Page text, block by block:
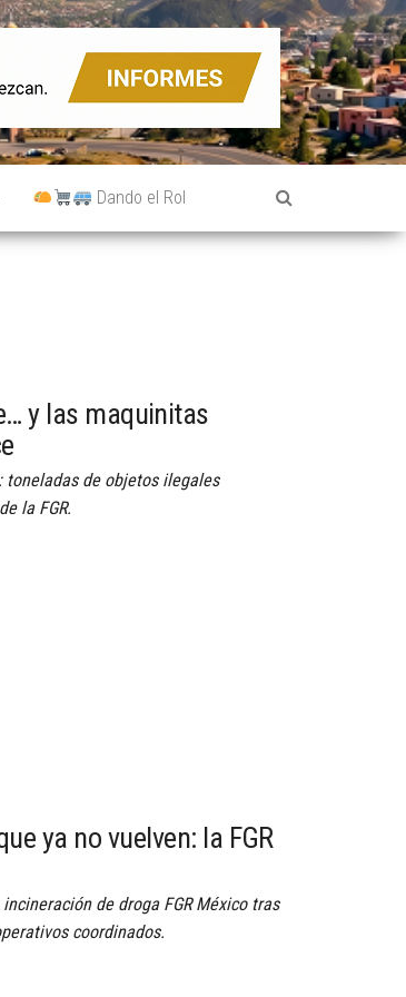
Dando el Rol
y las maquinitas
toneladas de objetos ilegales
la FGR.
ya no vuelven: la FGR
de droga FGR México tras
coordinados.